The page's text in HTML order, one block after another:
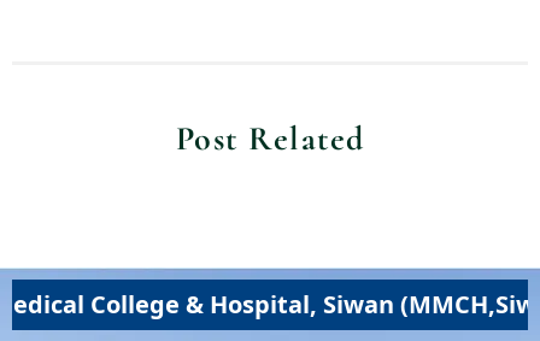
Post Related
& Hospital, Siwan (MMCH,Siwan) –